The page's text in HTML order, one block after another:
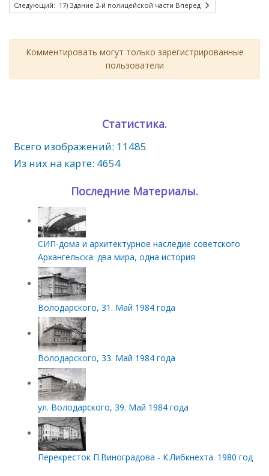
Следующий: 17) Здание 2-й полицейской части Вперед
Комментировать могут только зарегистрированные
пользователи
Статистика.
Всего изображений: 11485
Из них на карте: 4654
Последние Материалы.
СИП‑дома и архитектурное наследие советского
Архангельска: два мира, одна история
Володарского, 31. Май 1984 года
Володарского, 33. Май 1984 года
ул. Володарского, 39. Май 1984 года
Перекресток П.Виноградова - К.Либкнехта. 1980 год